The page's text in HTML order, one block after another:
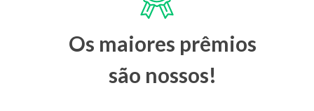
Os maiores prêmios
são nossos!